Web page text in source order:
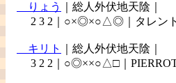
りょう
｜総人外伏地天陰｜
2 3 2｜○×◎×○△◎｜タレント
キリト
｜総人外伏地天陰｜
3 2 2｜○◎××○△□｜